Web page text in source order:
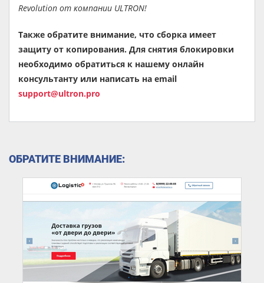
Revolution от компании ULTRON!
Также обратите внимание, что сборка имеет
защиту от копирования. Для снятия блокировки
необходимо обратиться к нашему онлайн
консультанту или написать на email
support@ultron.pro
ОБРАТИТЕ ВНИМАНИЕ: